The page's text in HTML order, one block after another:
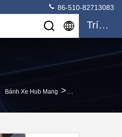
86-510-82713083
Trích Dẫn
Bánh Xe Hub Mang >